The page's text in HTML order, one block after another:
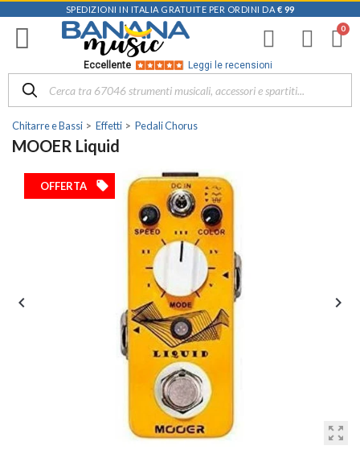
SPEDIZIONI IN ITALIA GRATUITE PER ORDINI DA € 99
Eccellente Leggi le recensioni
Chitarre e Bassi Effetti Pedali Chorus
MOOER Liquid
OFFERTA local_offer
zoom_out_map
 